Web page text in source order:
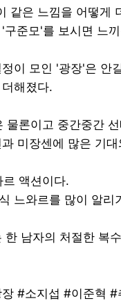
같은 느낌을 어떻게
구준모'를 보시면 느
이 모인 '광장'은 안
해졌다.
물론이고 중간중간
미장센에 많은 기
액션이다.
느와르를 많이 알
한 남자의 처절한 복
#소지섭 #이준혁